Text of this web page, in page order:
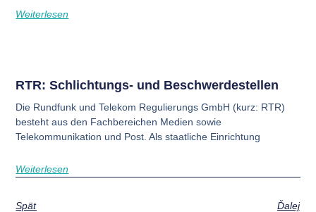
Weiterlesen
RTR: Schlichtungs- und Beschwerdestellen
Die Rundfunk und Telekom Regulierungs GmbH (kurz: RTR)
besteht aus den Fachbereichen Medien sowie
Telekommunikation und Post. Als staatliche Einrichtung
Weiterlesen
Späť Ďalej